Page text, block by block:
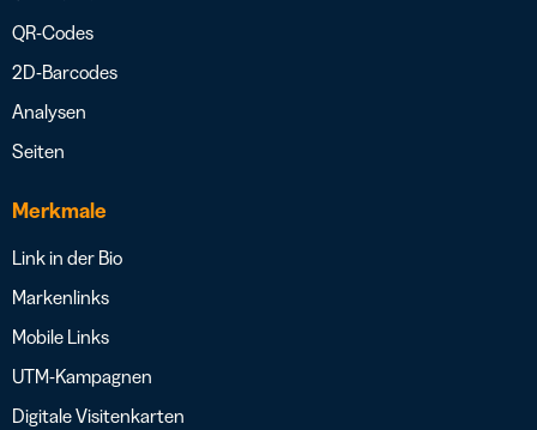
QR-Codes
2D-Barcodes
Analysen
Seiten
Merkmale
Link in der Bio
Markenlinks
Mobile Links
UTM-Kampagnen
Digitale Visitenkarten